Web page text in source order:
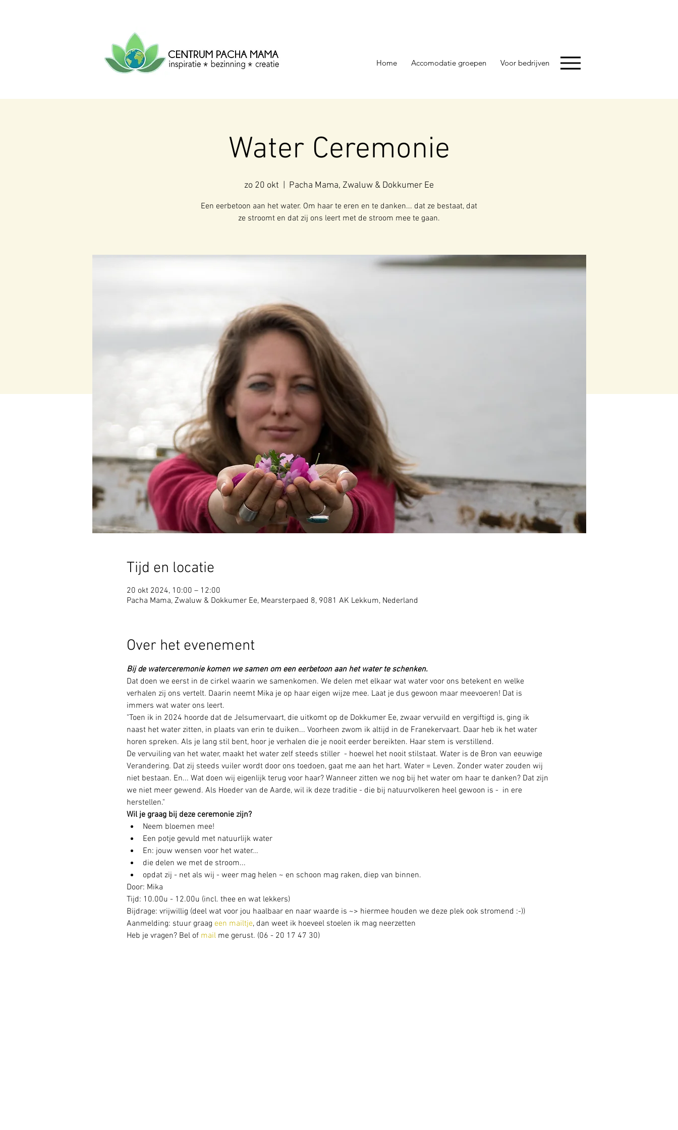
CENTRUM
PACHA
MAMA Centrum voor inspiratie, bezinning &
creatie.
Home Accomodatie groepen Voor bedrijven
Water Ceremonie
zo 20 okt Pacha Mama, Zwaluw & Dokkumer Ee
Een eerbetoon aan het water. Om haar te eren en te danken... dat ze bestaat, dat
ze stroomt en dat zij ons leert met de stroom mee te gaan.
Tijd en locatie
20 okt 2024, 10:00 – 12:00
Pacha Mama, Zwaluw & Dokkumer Ee, Mearsterpaed 8, 9081 AK Lekkum, Nederland
Over het evenement
Bij de waterceremonie komen we samen om een eerbetoon aan het water te schenken.
Dat doen we eerst in de cirkel waarin we samenkomen. We delen met elkaar wat water voor ons betekent en welke
verhalen zij ons vertelt. Daarin neemt Mika je op haar eigen wijze mee. Laat je dus gewoon maar meevoeren! Dat is
immers wat water ons leert.
"Toen ik in 2024 hoorde dat de Jelsumervaart, die uitkomt op de Dokkumer Ee, zwaar vervuild en vergiftigd is, ging ik
naast het water zitten, in plaats van erin te duiken... Voorheen zwom ik altijd in de Franekervaart. Daar heb ik het water
horen spreken. Als je lang stil bent, hoor je verhalen die je nooit eerder bereikten. Haar stem is verstillend.
De vervuiling van het water, maakt het water zelf steeds stiller  - hoewel het nooit stilstaat. Water is de Bron van eeuwige
Verandering. Dat zij steeds vuiler wordt door ons toedoen, gaat me aan het hart. Water = Leven. Zonder water zouden wij
niet bestaan. En... Wat doen wij eigenlijk terug voor haar? Wanneer zitten we nog bij het water om haar te danken? Dat zijn
we niet meer gewend. Als Hoeder van de Aarde, wil ik deze traditie - die bij natuurvolkeren heel gewoon is -  in ere
herstellen."
Wil je graag bij deze ceremonie zijn?
Neem bloemen mee!
Een potje gevuld met natuurlijk water
En: jouw wensen voor het water...
die delen we met de stroom...
opdat zij - net als wij - weer mag helen ~ en schoon mag raken, diep van binnen.
Door: Mika
Tijd: 10.00u - 12.00u (incl. thee en wat lekkers)
Bijdrage: vrijwillig (deel wat voor jou haalbaar en naar waarde is ~> hiermee houden we deze plek ook stromend :-))
Aanmelding: stuur graag een mailtje, dan weet ik hoeveel stoelen ik mag neerzetten
Heb je vragen? Bel of mail me gerust. (06 - 20 17 47 30)